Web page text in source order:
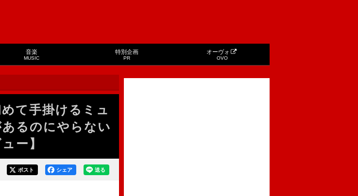
音楽
MUSIC
特別企画
PR
オーヴォ
OVO
て手掛けるミュ
るのにやらない
ー】
送る
シェア
ポスト